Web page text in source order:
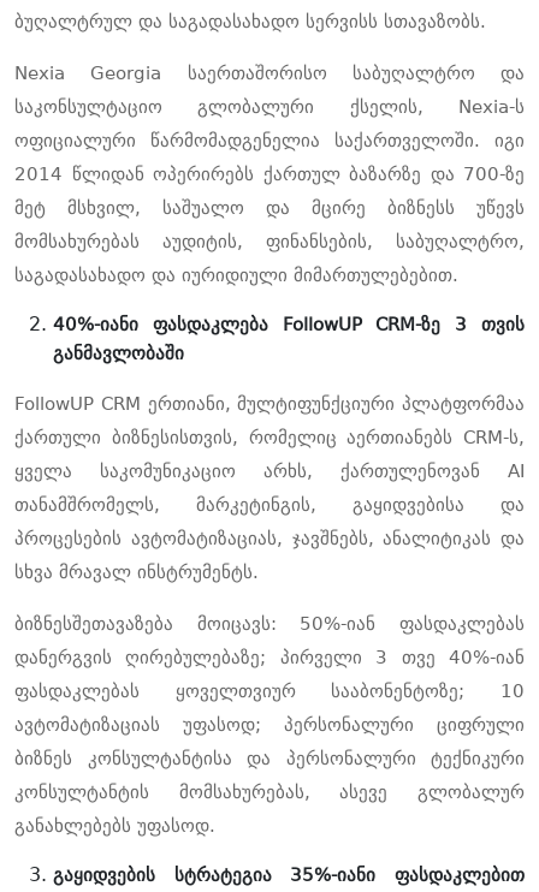
ბუღალტრულ და საგადასახადო სერვისს სთავაზობს.
Nexia Georgia საერთაშორისო საბუღალტრო და
საკონსულტაციო გლობალური ქსელის, Nexia-ს
ოფიციალური წარმომადგენელია საქართველოში. იგი
2014 წლიდან ოპერირებს ქართულ ბაზარზე და 700-ზე
მეტ მსხვილ, საშუალო და მცირე ბიზნესს უწევს
მომსახურებას აუდიტის, ფინანსების, საბუღალტრო,
საგადასახადო და იურიდიული მიმართულებებით.
40%-იანი ფასდაკლება FollowUP CRM-ზე 3 თვის
განმავლობაში
FollowUP CRM ერთიანი, მულტიფუნქციური პლატფორმაა
ქართული ბიზნესისთვის, რომელიც აერთიანებს CRM-ს,
ყველა საკომუნიკაციო არხს, ქართულენოვან AI
თანამშრომელს, მარკეტინგის, გაყიდვებისა და
პროცესების ავტომატიზაციას, ჯავშნებს, ანალიტიკას და
სხვა მრავალ ინსტრუმენტს.
ბიზნესშეთავაზება მოიცავს: 50%-იან ფასდაკლებას
დანერგვის ღირებულებაზე; პირველი 3 თვე 40%-იან
ფასდაკლებას ყოველთვიურ სააბონენტოზე; 10
ავტომატიზაციას უფასოდ; პერსონალური ციფრული
ბიზნეს კონსულტანტისა და პერსონალური ტექნიკური
კონსულტანტის მომსახურებას, ასევე გლობალურ
განახლებებს უფასოდ.
გაყიდვების სტრატეგია 35%-იანი ფასდაკლებით